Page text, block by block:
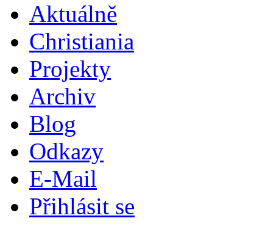
Aktuálně
Christiania
Projekty
Archiv
Blog
Odkazy
E-Mail
Přihlásit se